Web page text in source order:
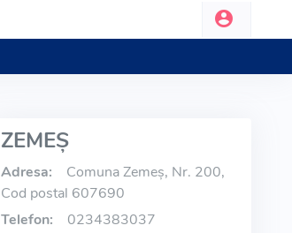
ZEMEŞ
Adresa:
Comuna Zemeş, Nr. 200,
Cod postal 607690
Telefon:
0234383037